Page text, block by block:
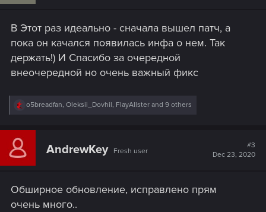
:
В Этот раз идеально - сначала вышел патч, а
пока он качался появилась инфа о нем. Так
держать!) И Спасибо за очередной
внеочередной но очень важный фикс
R
c
i
:
o5breadfan, Oleksii_Dovhil, FlayAllster and 9 others
AndrewKey Fresh user
#3
Dec 23, 2020
Обширное обновление, исправлено прям
очень много..